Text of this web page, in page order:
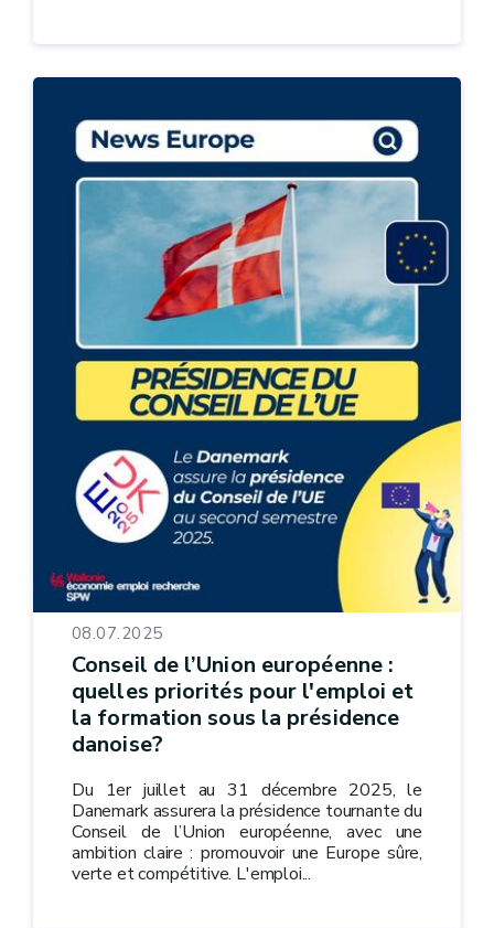
08.07.2025
Conseil de l’Union européenne :
quelles priorités pour l'emploi et
la formation sous la présidence
danoise?
Du 1er juillet au 31 décembre 2025, le
Danemark assurera la présidence tournante du
Conseil de l’Union européenne, avec une
ambition claire : promouvoir une Europe sûre,
verte et compétitive. L'emploi...